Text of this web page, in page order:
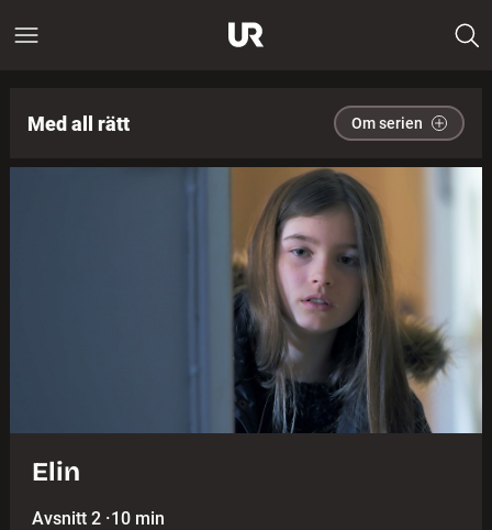
Med all rätt Om serien
Elin
Avsnitt 2 ·10 min